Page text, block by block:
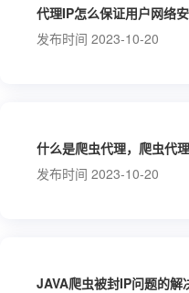
代理IP怎么保证用户网络安
发布时间 2023-10-20
什么是爬虫代理，爬虫代
发布时间 2023-10-20
JAVA爬虫被封IP问题的解